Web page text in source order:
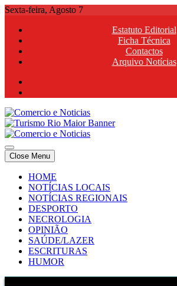
Skip
content
Sexta-feira, Agosto 7
Estatuto Editorial
Ficha Técnica
Contactos
Arquivo Notícias
Comercio e Noticias
Notícias e Publicidade Online
Comercio e Noticias
Notícias e Publicidade Online
Close Menu
HOME
NOTÍCIAS LOCAIS
NOTÍCIAS REGIONAIS
DESPORTO
NECROLOGIA
OPINIÃO
SAÚDE/LAZER
ESCRITURAS
HUMOR